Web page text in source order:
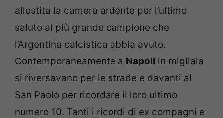
allestita la camera ardente per l’ultimo
saluto al più grande campione che
l’Argentina calcistica abbia avuto.
Contemporaneamente a Napoli in migliaia
si riversavano per le strade e davanti al
San Paolo per ricordare il loro ultimo
numero 10. Tanti i ricordi di ex compagni e